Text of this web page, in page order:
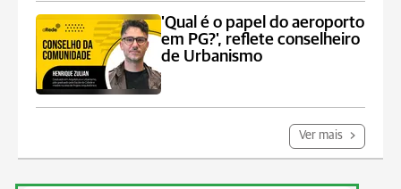
'Qual é o papel do aeroporto
em PG?', reflete conselheiro
de Urbanismo
Ver mais